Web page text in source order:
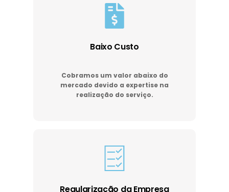
Baixo Custo
Cobramos um valor abaixo do
mercado devido a expertise na
realização do serviço.
Regularização da Empresa